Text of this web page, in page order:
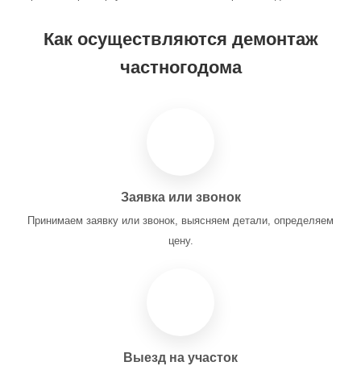
Как осуществляются демонтаж
частногодома
Заявка или звонок
Принимаем заявку или звонок, выясняем детали, определяем
цену.
Выезд на участок